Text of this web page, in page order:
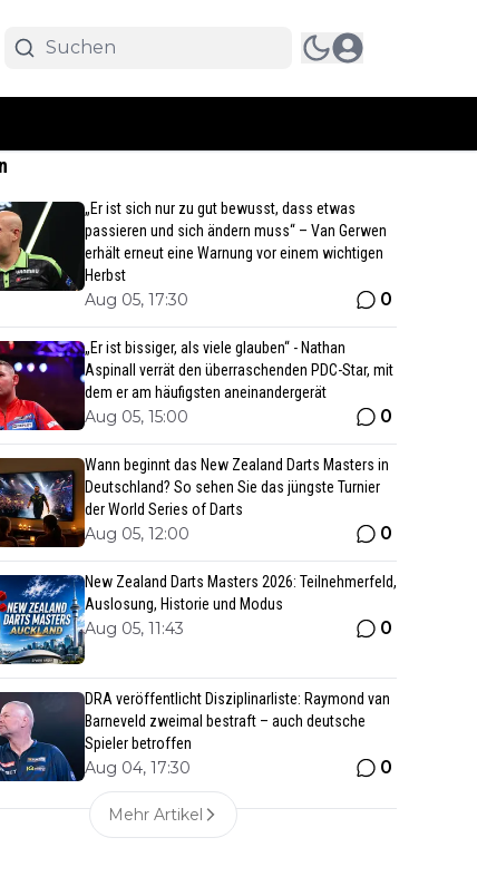
„Er ist sich nur zu gut bewusst, dass etwas
passieren und sich ändern muss“ – Van Gerwen
erhält erneut eine Warnung vor einem wichtigen
Herbst
Aug 05, 17:30 0
„Er ist bissiger, als viele glauben“ - Nathan
Aspinall verrät den überraschenden PDC-Star, mit
dem er am häufigsten aneinandergerät
Aug 05, 15:00 0
Wann beginnt das New Zealand Darts Masters in
Deutschland? So sehen Sie das jüngste Turnier
der World Series of Darts
Aug 05, 12:00 0
New Zealand Darts Masters 2026: Teilnehmerfeld,
Auslosung, Historie und Modus
Aug 05, 11:43 0
DRA veröffentlicht Disziplinarliste: Raymond van
Barneveld zweimal bestraft – auch deutsche
Spieler betroffen
Aug 04, 17:30 0
Mehr Artikel